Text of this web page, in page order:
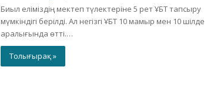
Биыл еліміздің мектеп түлектеріне 5 рет ҰБТ тапсыру
мүмкіндігі берілді. Ал негізгі ҰБТ 10 мамыр мен 10 шілде
аралығында өтті.…
Толығырақ »